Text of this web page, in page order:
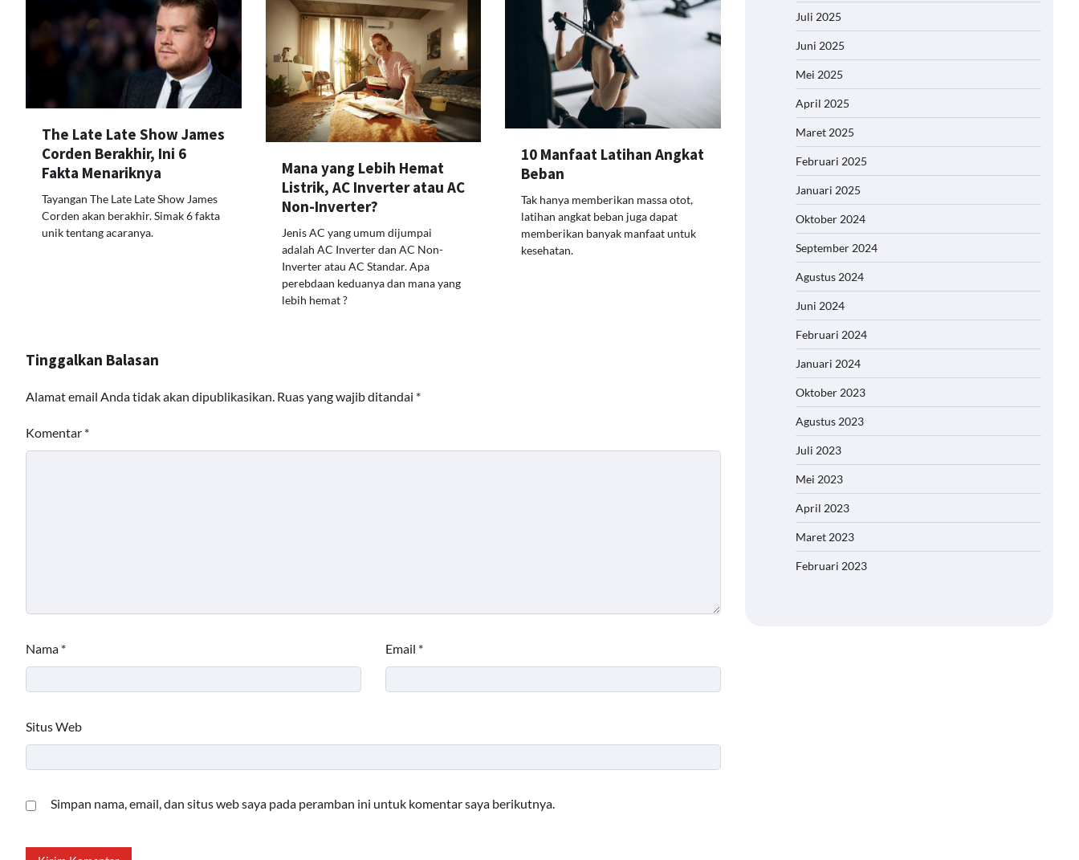
The Late Late Show James
Corden Berakhir, Ini 6
Fakta Menariknya
Tayangan The Late Late Show James
Corden akan berakhir. Simak 6 fakta
unik tentang acaranya.
Mana yang Lebih Hemat
Listrik, AC Inverter atau AC
Non-Inverter?
Jenis AC yang umum dijumpai
adalah AC Inverter dan AC Non-
Inverter atau AC Standar. Apa
perebdaan keduanya dan mana yang
lebih hemat ?
10 Manfaat Latihan Angkat
Beban
Tak hanya memberikan massa otot,
latihan angkat beban juga dapat
memberikan banyak manfaat untuk
kesehatan.
Tinggalkan Balasan
Alamat email Anda tidak akan dipublikasikan. Ruas yang wajib ditandai *
Komentar *
Nama * Email *
Situs Web
Simpan nama, email, dan situs web saya pada peramban ini untuk komentar saya berikutnya.
Juli 2025
Juni 2025
Mei 2025
April 2025
Maret 2025
Februari 2025
Januari 2025
Oktober 2024
September 2024
Agustus 2024
Juni 2024
Februari 2024
Januari 2024
Oktober 2023
Agustus 2023
Juli 2023
Mei 2023
April 2023
Maret 2023
Februari 2023